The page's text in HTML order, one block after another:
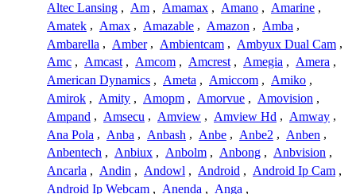
Altec Lansing , Am , Amamax , Amano , Amarine ,
Amatek , Amax , Amazable , Amazon , Amba ,
Ambarella , Amber , Ambientcam , Ambyux Dual Cam ,
Amc , Amcast , Amcom , Amcrest , Amegia , Amera ,
American Dynamics , Ameta , Amiccom , Amiko ,
Amirok , Amity , Amopm , Amorvue , Amovision ,
Ampand , Amsecu , Amview , Amview Hd , Amway ,
Ana Pola , Anba , Anbash , Anbe , Anbe2 , Anben ,
Anbentech , Anbiux , Anbolm , Anbong , Anbvision ,
Ancarla , Andin , Andowl , Android , Android Ip Cam ,
Android Ip Webcam , Anenda , Anga ,